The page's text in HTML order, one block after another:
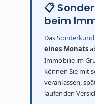
📋
beim
Das
eines Monats
Immobilie im
können Sie mit
veranlassen,
laufenden